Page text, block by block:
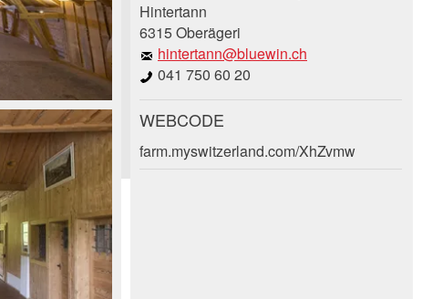
Hintertann
6315 Oberägeri
hintertann@bluewin.ch
041 750 60 20
WEBCODE
farm.myswitzerland.com/XhZvmw